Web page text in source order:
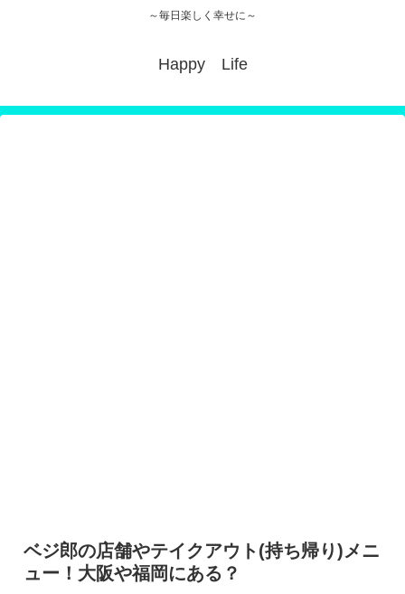
～毎日楽しく幸せに～
Happy Life
ベジ郎の店舗やテイクアウト(持ち帰り)メニ
ュー！大阪や福岡にある？